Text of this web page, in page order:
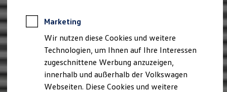
Der ID.7
Der ID.7 GTX
Der ID.7 Tourer
Der ID.7 GTX Tourer
Der ID. Buzz
Der neue ID. Cross
Elektrofahrzeugkonzepte
ID. EVERY1
Marketing
Wir nutzen diese Cookies und weitere
Technologien, um Ihnen auf Ihre Interessen
zugeschnittene Werbung anzuzeigen,
innerhalb und außerhalb der Volkswagen
Webseiten. Diese Cookies und weitere